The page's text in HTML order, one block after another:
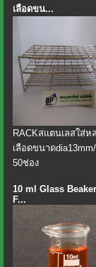
เลือดขน...
​RACKสแตนเลสใส่ห
เลือดขนาด
50ช่อง
10 ml Glass
F...